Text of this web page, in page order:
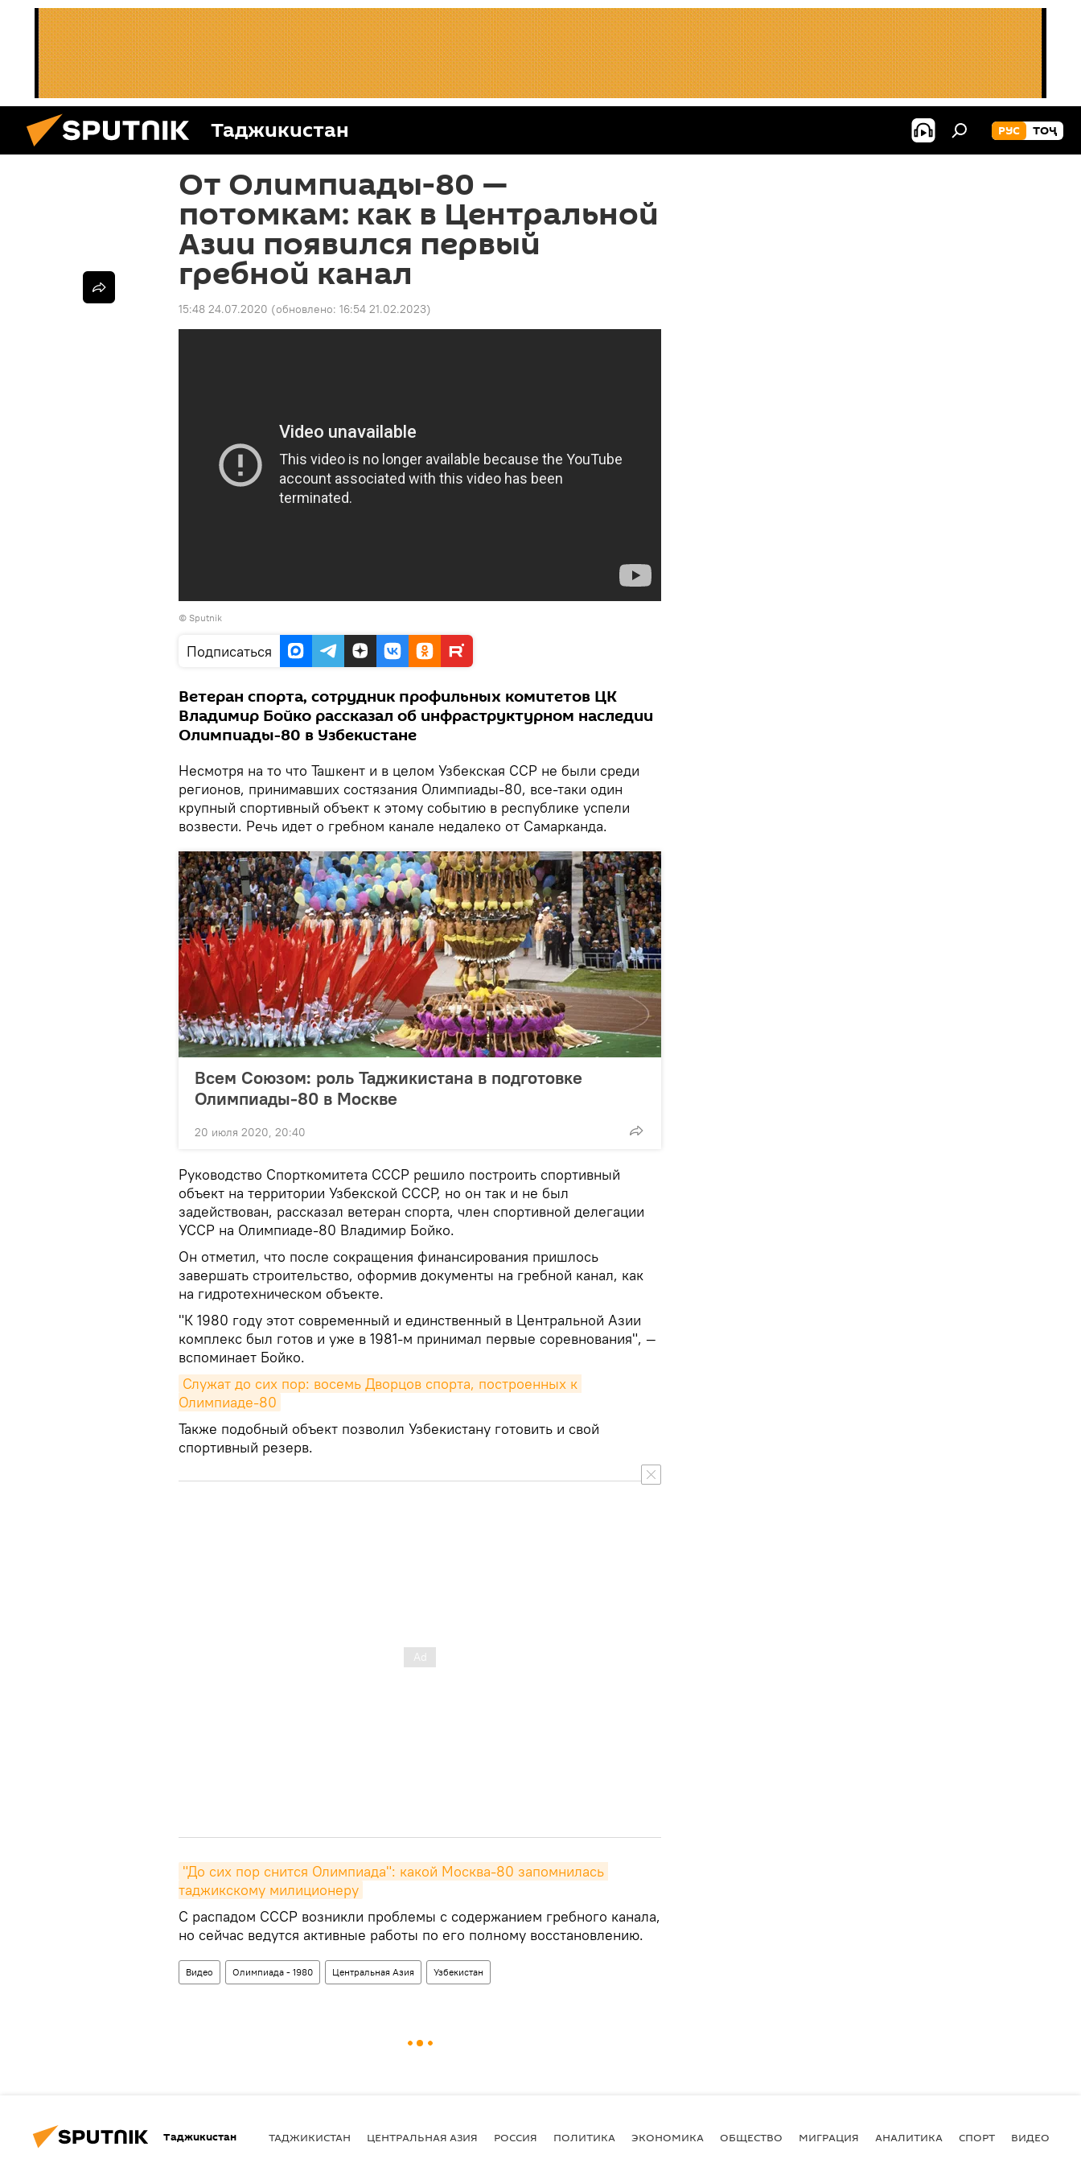
Таджикистан РУС ТОҶ
От Олимпиады-80 —
потомкам: как в Центральной
Азии появился первый
гребной канал
15:48 24.07.2020 (обновлено: 16:54 21.02.2023)
© Sputnik
Подписаться
Ветеран спорта, сотрудник профильных комитетов ЦК
Владимир Бойко рассказал об инфраструктурном наследии
Олимпиады-80 в Узбекистане
Несмотря на то что Ташкент и в целом Узбекская ССР не были среди
регионов, принимавших состязания Олимпиады-80, все-таки один
крупный спортивный объект к этому событию в республике успели
возвести. Речь идет о гребном канале недалеко от Самарканда.
Всем Союзом: роль Таджикистана в подготовке
Олимпиады-80 в Москве
20 июля 2020, 20:40
Руководство Спорткомитета СССР решило построить спортивный
объект на территории Узбекской СССР, но он так и не был
задействован, рассказал ветеран спорта, член спортивной делегации
УССР на Олимпиаде-80 Владимир Бойко.
Он отметил, что после сокращения финансирования пришлось
завершать строительство, оформив документы на гребной канал, как
на гидротехническом объекте.
"К 1980 году этот современный и единственный в Центральной Азии
комплекс был готов и уже в 1981-м принимал первые соревнования", —
вспоминает Бойко.
Служат до сих пор: восемь Дворцов спорта, построенных к
Олимпиаде-80
Также подобный объект позволил Узбекистану готовить и свой
спортивный резерв.
"До сих пор снится Олимпиада": какой Москва-80 запомнилась
таджикскому милиционеру
С распадом СССР возникли проблемы с содержанием гребного канала,
но сейчас ведутся активные работы по его полному восстановлению.
Видео Олимпиада - 1980 Центральная Азия Узбекистан
Таджикистан ТАДЖИКИСТАН ЦЕНТРАЛЬНАЯ АЗИЯ РОССИЯ ПОЛИТИКА ЭКОНОМИКА ОБЩЕСТВО МИГРАЦИЯ АНАЛИТИКА СПОРТ ВИДЕО